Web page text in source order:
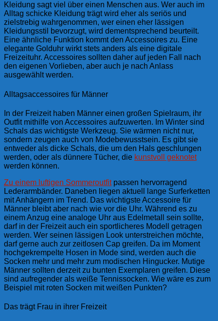
Kleidung sagt viel über einen Menschen aus. Wer auch im
Alltag schicke Kleidung trägt wird eher als seriös und
zielstrebig wahrgenommen, wer einen eher lässigen
Kleidungsstil bevorzugt, wird dementsprechend beurteilt.
Eine ähnliche Funktion kommt den Accessoires zu. Eine
elegante Golduhr wirkt stets anders als eine digitale
Freizeituhr. Accessoires sollten daher auf jeden Fall nach
den eigenen Vorlieben, aber auch je nach Anlass
ausgewählt werden.
Alltagsaccessoires für Männer
In der Freizeit haben Männer einen großen Spielraum, ihr
Outfit mithilfe von Accessoires aufzuwerten. Im Winter sind
Schals das wichtigste Werkzeug. Sie wärmen nicht nur,
sondern zeugen auch von Modebewusstsein. Es gibt sie
entweder als dicke Schals, die um den Hals geschlungen
werden, oder als dünnere Tücher, die kunstvoll geknotet
werden können.
Zu einem luftigen Sommeroutfitpassen hervorragend
Lederarmbänder. Daneben liegen aktuell lange Surferketten
mit Anhängern im Trend. Das wichtigste Accessoire für
Männer bleibt aber nach wie vor die Uhr. Während es zu
einem Anzug eine analoge Uhr aus Edelmetall sein sollte,
darf in der Freizeit auch ein sportlicheres Modell getragen
werden. Wer seinen lässigen Look unterstreichen möchte,
darf gerne auch zur zeitlosen Cap greifen. Da im Moment
hochgekrempelte Hosen in Mode sind, werden auch die
Socken mehr und mehr zum modischen Hingucker. Mutige
Männer sollten derzeit zu bunten Exemplaren greifen. Diese
sind aufregender als weiße Tennissocken. Wie wäre es zum
Beispiel mit roten Socken mit weißen Punkten?
Das trägt Frau in ihrer Freizeit